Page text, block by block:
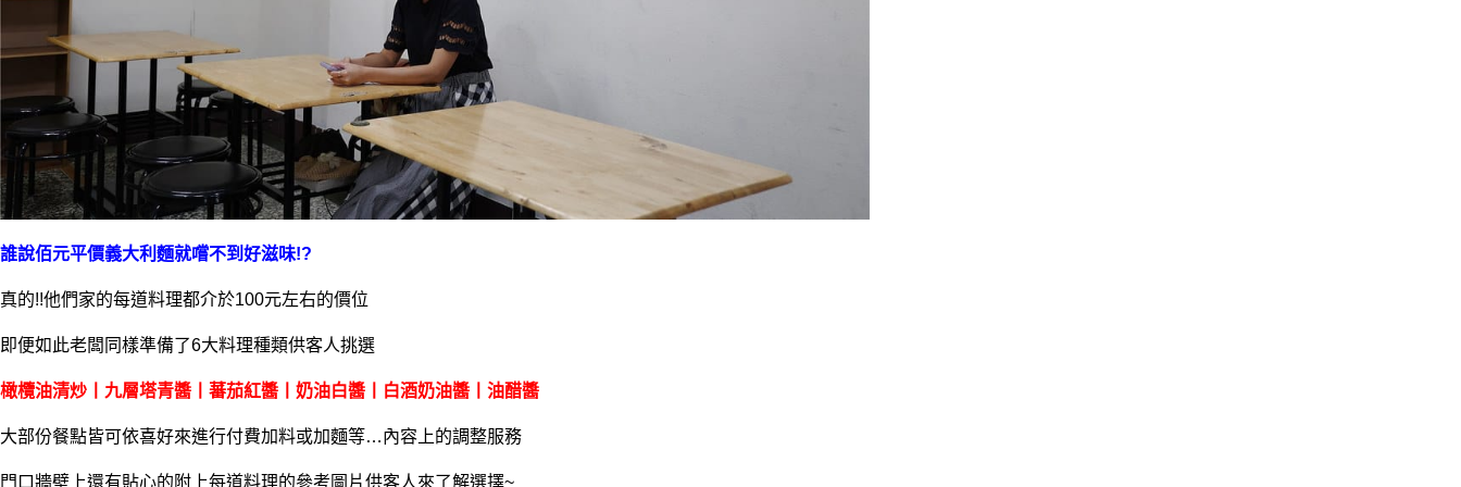
誰說佰元平價義大利麵就嚐不到好滋味!?
真的!!他們家的每道料理都介於100元左右的價位
即便如此老闆同樣準備了6大料理種類供客人挑選
橄欖油清炒丨九層塔青醬丨蕃茄紅醬丨奶油白醬丨白酒奶油醬丨油醋醬
大部份餐點皆可依喜好來進行付費加料或加麵等…內容上的調整服務
門口牆壁上還有貼心的附上每道料理的參考圖片供客人來了解選擇~